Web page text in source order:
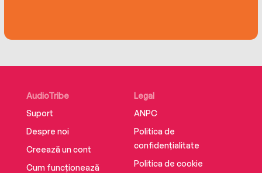
AudioTribe
Suport
Despre noi
Creează un cont
Cum funcționează
Legal
ANPC
Politica de
confidențialitate
Politica de cookie